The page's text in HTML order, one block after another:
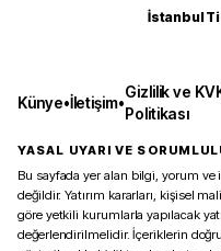
İstanbul
Künye•İletişim•
Gizlilik ve
Politikası
YASAL UYARI VE
Bu sayfada yer alan bilgi, yorum ve
değildir. Yatırım kararları, kişisel
göre yetkili kurumlarla yapılacak
değerlendirilmelidir. İçeriklerin